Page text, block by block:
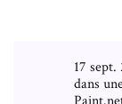
17
dans